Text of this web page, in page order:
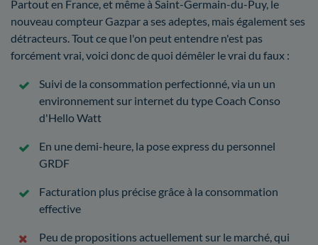
Partout en France, et même à Saint-Germain-du-Puy, le
nouveau compteur Gazpar a ses adeptes, mais également ses
détracteurs. Tout ce que l'on peut entendre n'est pas
forcément vrai, voici donc de quoi démêler le vrai du faux :
Suivi de la consommation perfectionné, via un un
environnement sur internet du type Coach Conso
d'Hello Watt
En une demi-heure, la pose express du personnel
GRDF
Facturation plus précise grâce à la consommation
effective
Peu de propositions actuellement sur le marché, qui